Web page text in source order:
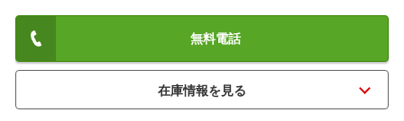
無料電話